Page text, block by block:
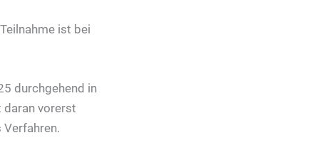
ist bei
durchgehend in
daran vorerst